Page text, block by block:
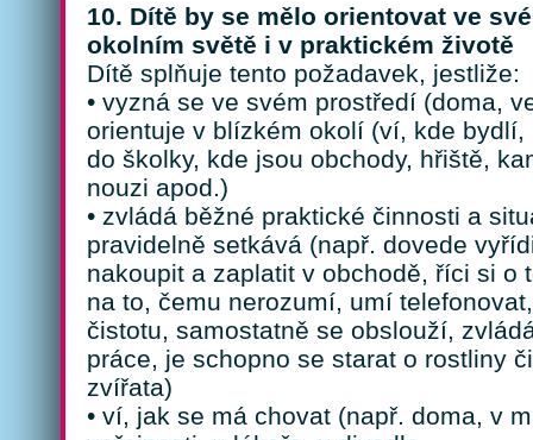
10. Dítě by se mělo orientovat ve
okolním světě i v praktickém životě
Dítě splňuje tento požadavek, jestliže:
• vyzná se ve svém prostředí (doma,
orientuje v blízkém okolí (ví, kde bydlí,
do školky, kde jsou obchody, hřiště,
nouzi apod.)
• zvládá běžné praktické činnosti a
pravidelně setkává (např. dovede
nakoupit a zaplatit v obchodě, říci si o
na to, čemu nerozumí, umí
čistotu, samostatně se obslouží,
práce, je schopno se starat o rostliny
zvířata)
• ví, jak se má chovat (např. doma, v